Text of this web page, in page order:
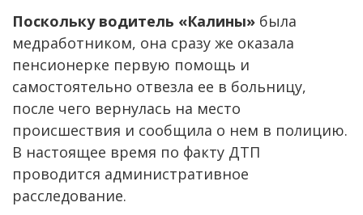
Поскольку водитель «Калины» была
медработником, она сразу же оказала
пенсионерке первую помощь и
самостоятельно отвезла ее в больницу,
после чего вернулась на место
происшествия и сообщила о нем в полицию.
В настоящее время по факту ДТП
проводится административное
расследование.